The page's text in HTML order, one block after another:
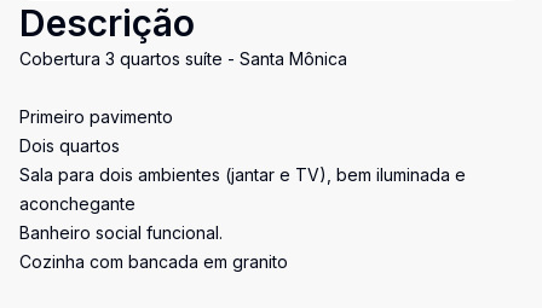
Descrição
Cobertura 3 quartos suíte - Santa Mônica
Primeiro pavimento
Dois quartos
Sala para dois ambientes (jantar e TV), bem iluminada e
aconchegante
Banheiro social funcional.
Cozinha com bancada em granito